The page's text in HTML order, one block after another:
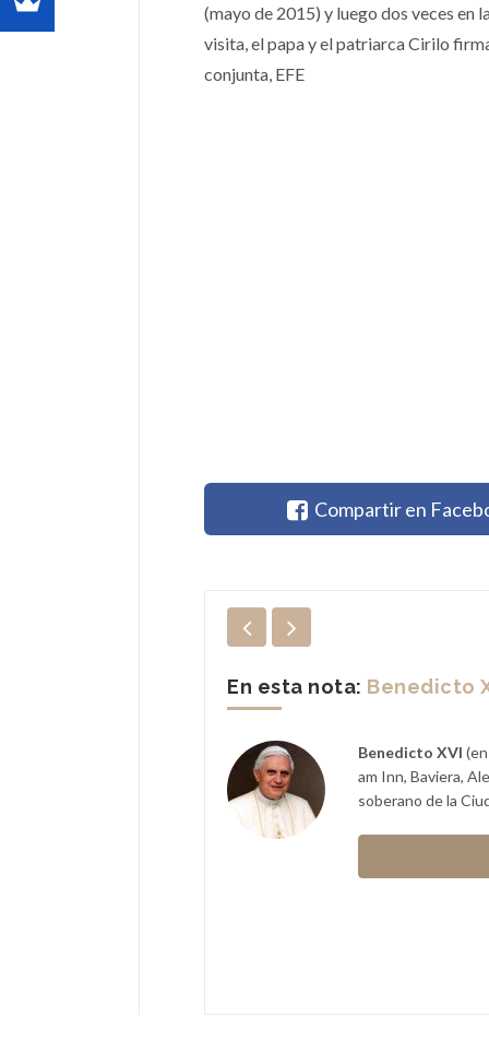
(mayo de 2015) y luego dos veces
visita, el papa y el patriarca Cirilo
conjunta, EFE
Compartir en
En esta nota: Benedicto
Benedicto XVI
am Inn, Baviera,
soberano de la